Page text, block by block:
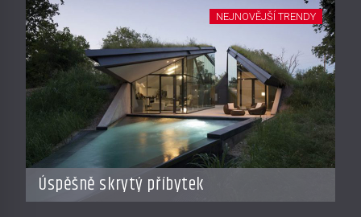
Úspěšně skrytý příbytek
NEJNOVĚJŠÍ TRENDY